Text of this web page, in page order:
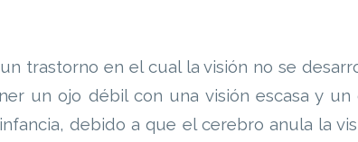
trastorno en el cual la visión no se
un ojo débil con una visión escasa y un
debido a que el cerebro anula la